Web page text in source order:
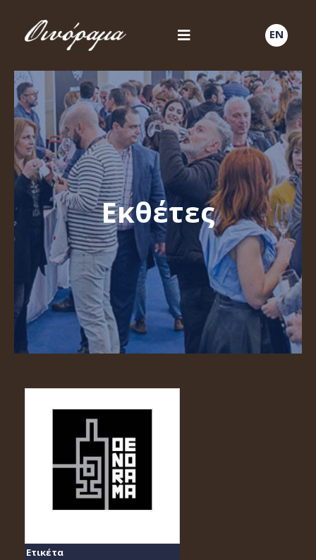
EN
Εκθέτες
Ετικέτα